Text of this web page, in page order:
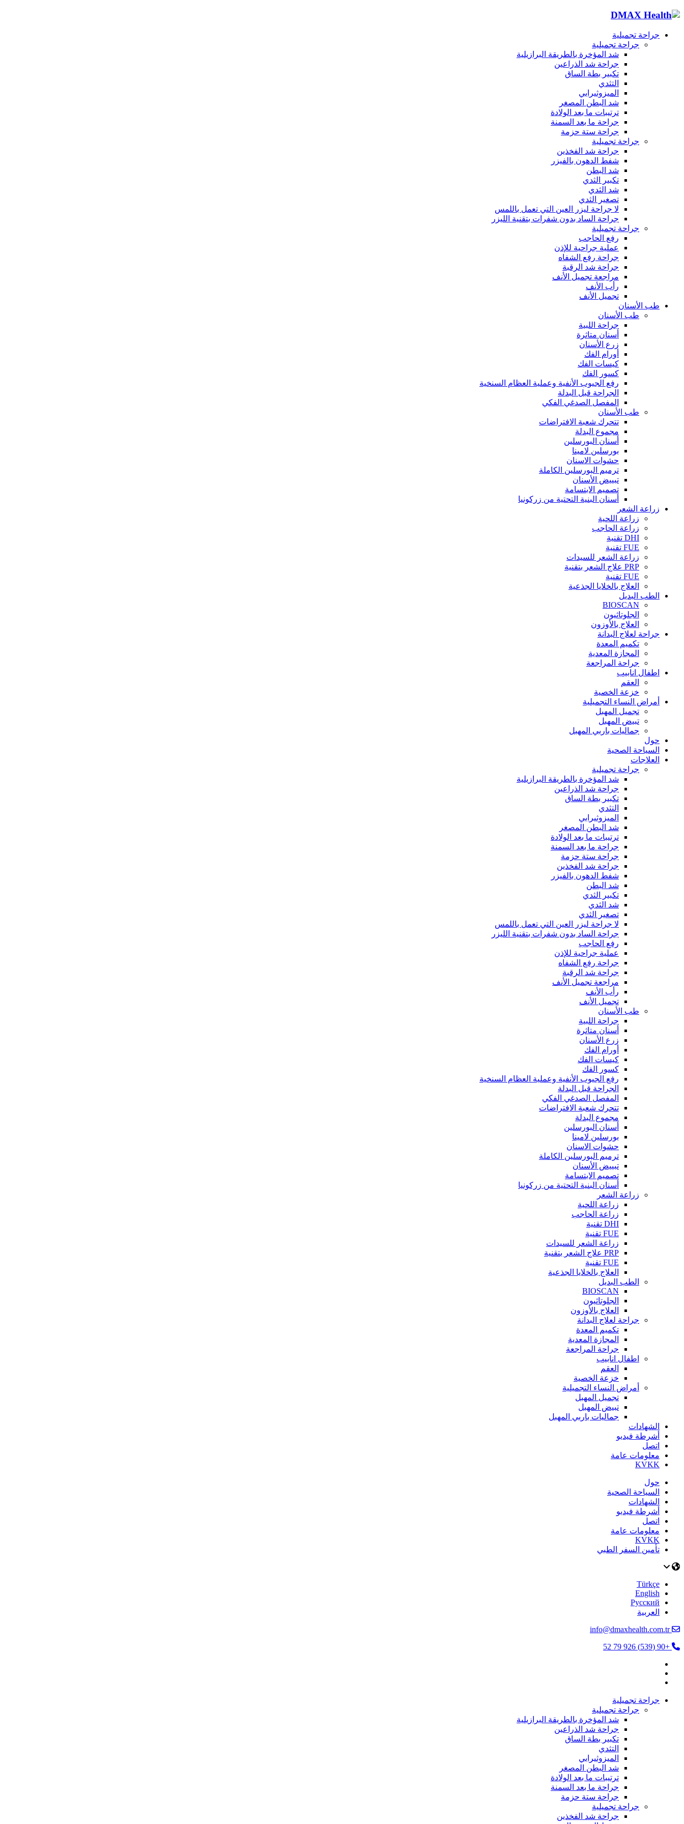
جراحة تجميلية
جراحة تجميلية
شد المؤخرة بالطريقة البرازيلية
جراحة شد الذراعين
تكبير بطة الساق
التثدي
الميزوثيرابي
شد البطن المصغر
ترتيبات ما بعد الولادة
جراحة ما بعد السمنة
جراحة ستة حزمة
جراحة تجميلية
جراحة شد الفخذين
شفط الدهون بالفيزر
شد البطن
تكبير الثدي
شد الثدي
تصغير الثدي
لا جراحة ليزر العين التي تعمل باللمس
جراحة الساد بدون شفرات بتقنية الليزر
جراحة تجميلية
رفع الحاجب
عملية جراحية للإذن
جراحة رفع الشفاه
جراحة شد الرقبة
مراجعة تجميل الأنف
رأب الأنف
تجميل الأنف
طب الأسنان
طب الأسنان
جراحة اللبية
أسنان متاثرة
زرع الأسنان
أورام الفك
كيسات الفك
كسور الفك
رفع الجيوب الأنفية وعملية العظام السنخية
الجراحة قبل البدلة
المفصل الصدغي الفكي
طب الأسنان
تتحرك شعبة الافتراضات
مجموع البدلة
أسنان البورسلين
بورسلين لامينا
حشوات الاسنان
ترميم البورسلين الكاملة
تبييض الأسنان
تصميم الابتسامة
أسنان البنية التحتية من زركونيا
زراعة الشعر
زراعة اللحية
زراعة الحاجب
DHI تقنية
FUE تقنية
زراعة الشعر للسيدات
PRP علاج الشعر بتقنية
FUE تقنية
العلاج بالخلايا الجذعية
الطب البديل
BIOSCAN
الجلوتاثيون
العلاج بالأوزون
جراحة لعلاج البدانة
تكميم المعدة
المجازة المعدية
جراحة المراجعة
اطفال انابيب
العقم
خزعة الخصية
أمراض النساء التجميلية
تجميل المهبل
تبيض المهبل
جماليات باربي المهبل
حول
السياحة الصحية
العلاجات
جراحة تجميلية
شد المؤخرة بالطريقة البرازيلية
جراحة شد الذراعين
تكبير بطة الساق
التثدي
الميزوثيرابي
شد البطن المصغر
ترتيبات ما بعد الولادة
جراحة ما بعد السمنة
جراحة ستة حزمة
جراحة شد الفخذين
شفط الدهون بالفيزر
شد البطن
تكبير الثدي
شد الثدي
تصغير الثدي
لا جراحة ليزر العين التي تعمل باللمس
جراحة الساد بدون شفرات بتقنية الليزر
رفع الحاجب
عملية جراحية للإذن
جراحة رفع الشفاه
جراحة شد الرقبة
مراجعة تجميل الأنف
رأب الأنف
تجميل الأنف
طب الأسنان
جراحة اللبية
أسنان متاثرة
زرع الأسنان
أورام الفك
كيسات الفك
كسور الفك
رفع الجيوب الأنفية وعملية العظام السنخية
الجراحة قبل البدلة
المفصل الصدغي الفكي
تتحرك شعبة الافتراضات
مجموع البدلة
أسنان البورسلين
بورسلين لامينا
حشوات الاسنان
ترميم البورسلين الكاملة
تبييض الأسنان
تصميم الابتسامة
أسنان البنية التحتية من زركونيا
زراعة الشعر
زراعة اللحية
زراعة الحاجب
DHI تقنية
FUE تقنية
زراعة الشعر للسيدات
PRP علاج الشعر بتقنية
FUE تقنية
العلاج بالخلايا الجذعية
الطب البديل
BIOSCAN
الجلوتاثيون
العلاج بالأوزون
جراحة لعلاج البدانة
تكميم المعدة
المجازة المعدية
جراحة المراجعة
اطفال انابيب
العقم
خزعة الخصية
أمراض النساء التجميلية
تجميل المهبل
تبيض المهبل
جماليات باربي المهبل
الشهادات
أشرطة فيديو
اتصل
معلومات عامة
KVKK
حول
السياحة الصحية
الشهادات
أشرطة فيديو
اتصل
معلومات عامة
KVKK
تأمين السفر الطبي
Türkçe
English
Русский
العربية
info@dmaxhealth.com.tr
+90 (539) 926 79 52
جراحة تجميلية
جراحة تجميلية
شد المؤخرة بالطريقة البرازيلية
جراحة شد الذراعين
تكبير بطة الساق
التثدي
الميزوثيرابي
شد البطن المصغر
ترتيبات ما بعد الولادة
جراحة ما بعد السمنة
جراحة ستة حزمة
جراحة تجميلية
جراحة شد الفخذين